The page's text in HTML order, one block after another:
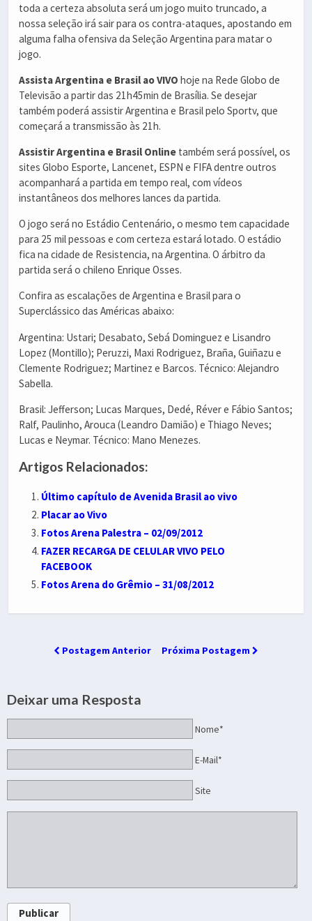
toda a certeza absoluta será um jogo muito truncado, a
nossa seleção irá sair para os contra-ataques, apostando em
alguma falha ofensiva da Seleção Argentina para matar o
jogo.
Assista Argentina e Brasil ao VIVO hoje na Rede Globo de
Televisão a partir das 21h45min de Brasília. Se desejar
também poderá assistir Argentina e Brasil pelo Sportv, que
começará a transmissão às 21h.
Assistir Argentina e Brasil Online também será possível, os
sites Globo Esporte, Lancenet, ESPN e FIFA dentre outros
acompanhará a partida em tempo real, com vídeos
instantâneos dos melhores lances da partida.
O jogo será no Estádio Centenário, o mesmo tem capacidade
para 25 mil pessoas e com certeza estará lotado. O estádio
fica na cidade de Resistencia, na Argentina. O árbitro da
partida será o chileno Enrique Osses.
Confira as escalações de Argentina e Brasil para o
Superclássico das Américas abaixo:
Argentina: Ustari; Desabato, Sebá Dominguez e Lisandro
Lopez (Montillo); Peruzzi, Maxi Rodriguez, Braña, Guiñazu e
Clemente Rodriguez; Martinez e Barcos. Técnico: Alejandro
Sabella.
Brasil: Jefferson; Lucas Marques, Dedé, Réver e Fábio Santos;
Ralf, Paulinho, Arouca (Leandro Damião) e Thiago Neves;
Lucas e Neymar. Técnico: Mano Menezes.
Artigos Relacionados:
Último capítulo de Avenida Brasil ao vivo
Placar ao Vivo
Fotos Arena Palestra – 02/09/2012
FAZER RECARGA DE CELULAR VIVO PELO
FACEBOOK
Fotos Arena do Grêmio – 31/08/2012
Postagem Anterior Próxima Postagem
Deixar uma Resposta
Nome*
E-Mail*
Site
Publicar